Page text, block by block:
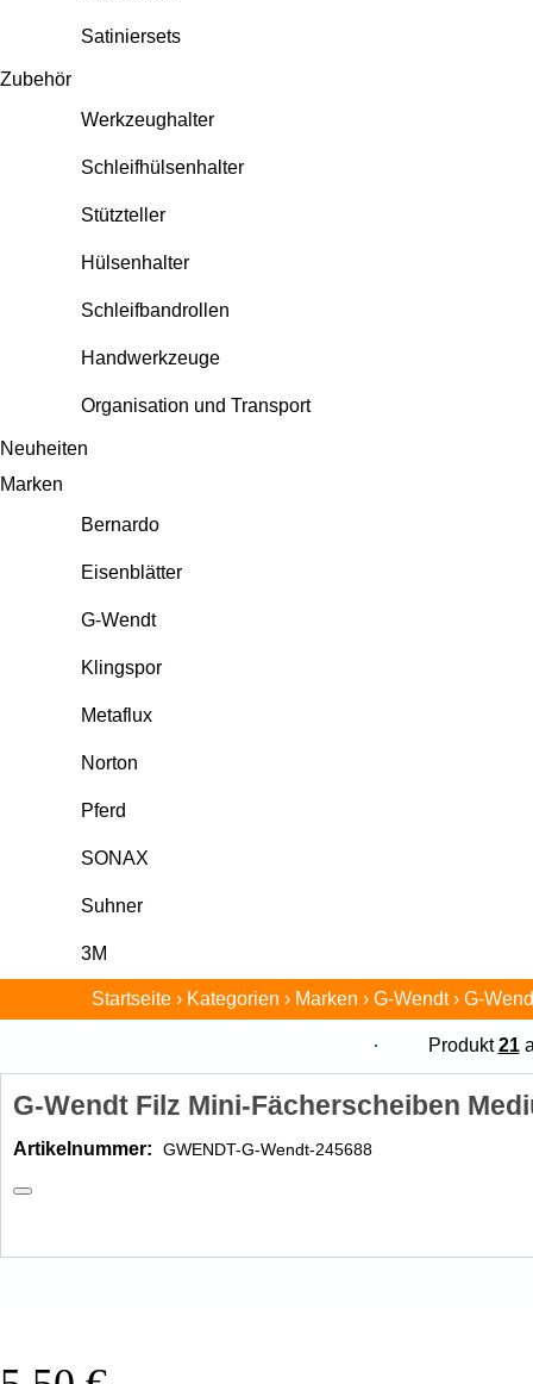
Satiniersets
Zubehör
Werkzeughalter
Schleifhülsenhalter
Stützteller
Hülsenhalter
Schleifbandrollen
Handwerkzeuge
Organisation und Transport
Neuheiten
Marken
Bernardo
Eisenblätter
G-Wendt
Klingspor
Metaflux
Norton
Pferd
SONAX
Suhner
3M
Startseite› Kategorien › Marken › G-Wendt› G-
Produkt21
G-Wendt Filz Mini-Fächerscheiben
Artikelnummer: